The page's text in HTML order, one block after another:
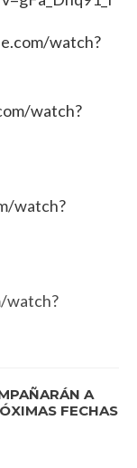
watch?
watch?
watch?
watch?
A
FECHAS